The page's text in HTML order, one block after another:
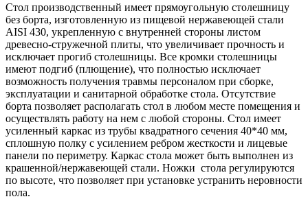
Стол производственный имеет прямоугольную столешницу
без борта, изготовленную из пищевой нержавеющей стали
AISI 430, укрепленную с внутренней стороны листом
древесно-стружечной плиты, что увеличивает прочность и
исключает прогиб столешницы. Все кромки столешницы
имеют подгиб (плющение), что полностью исключает
возможность получения травмы персоналом при сборке,
эксплуатации и санитарной обработке стола. Отсутствие
борта позволяет располагать стол в любом месте помещения и
осуществлять работу на нем с любой стороны. Стол имеет
усиленный каркас из трубы квадратного сечения 40*40 мм,
сплошную полку с усилением ребром жесткости и лицевые
панели по периметру. Каркас стола может быть выполнен из
крашенной/нержавеющей стали. Ножки стола регулируются
по высоте, что позволяет при установке устранить неровности
пола.